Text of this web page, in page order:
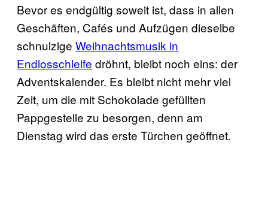
Bevor es endgültig soweit ist, dass in allen
Geschäften, Cafés und Aufzügen dieselbe
schnulzige Weihnachtsmusik in
Endlosschleife dröhnt, bleibt noch eins: der
Adventskalender. Es bleibt nicht mehr viel
Zeit, um die mit Schokolade gefüllten
Pappgestelle zu besorgen, denn am
Dienstag wird das erste Türchen geöffnet.